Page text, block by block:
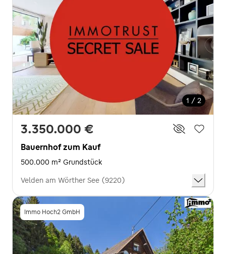
1 / 2
3.350.000 €
Bauernhof zum Kauf
500.000 m² Grundstück
Velden am Wörther See (9220)
Immo Hoch2 GmbH